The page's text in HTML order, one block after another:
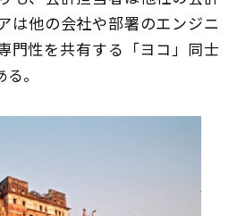
は他の会社や部署のエンジニ
門性を共有する「ヨコ」同士
。